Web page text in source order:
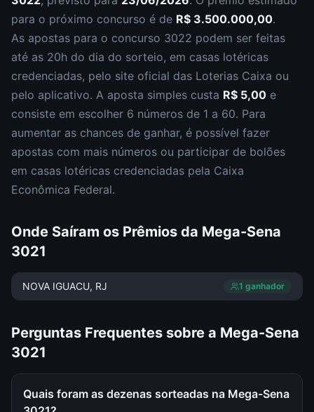
para o próximo concurso é de R$ 3.500.000,00.
As apostas para o concurso 3022 podem ser feitas
até as 20h do dia do sorteio, em casas lotéricas
credenciadas, pelo site oficial das Loterias Caixa ou
pelo aplicativo. A aposta simples custa R$ 5,00 e
consiste em escolher 6 números de 1 a 60. Para
aumentar as chances de ganhar, é possível fazer
apostas com mais números ou participar de bolões
em casas lotéricas credenciadas pela Caixa
Econômica Federal.
Onde Saíram os Prêmios da Mega-Sena
3021
NOVA IGUACU, RJ 1 ganhador
Perguntas Frequentes sobre a Mega-Sena
3021
Quais foram as dezenas sorteadas na Mega-Sena